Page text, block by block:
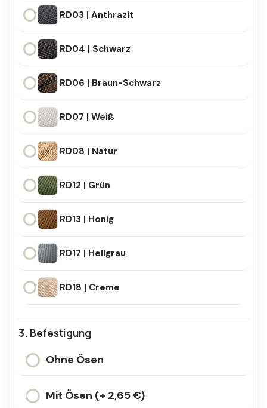
RD03 | Anthrazit
RD04 | Schwarz
RD06 | Braun-Schwarz
RD07 | Weiß
RD08 | Natur
RD12 | Grün
RD13 | Honig
RD17 | Hellgrau
RD18 | Creme
Befestigung
Ohne Ösen
Mit Ösen (+ 2,65 €)